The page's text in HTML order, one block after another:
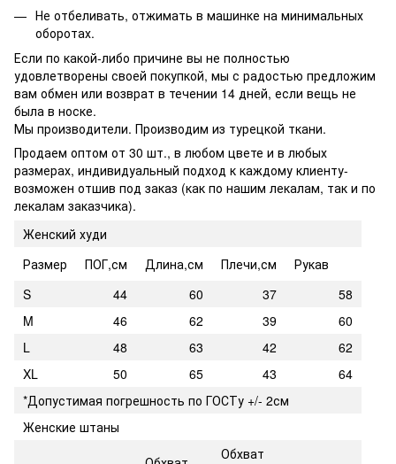
Не отбеливать, отжимать в машинке на минимальных
оборотах.
Если по какой-либо причине вы не полностью
удовлетворены своей покупкой, мы с радостью предложим
вам обмен или возврат в течении 14 дней, если вещь не
была в носке.
Мы производители. Производим из турецкой ткани.
Продаем оптом от 30 шт., в любом цвете и в любых
размерах, индивидуальный подход к каждому клиенту-
возможен отшив под заказ (как по нашим лекалам, так и по
лекалам заказчика).
Женский худи
Размер
ПОГ,см Длина,см Плечи,см
Рукав
S
44 60 37
58
M
46 62 39
60
L
48 63 42
62
XL
50 65 43
64
*Допустимая погрешность по ГОСТу +/- 2см
Женские штаны
Обхват